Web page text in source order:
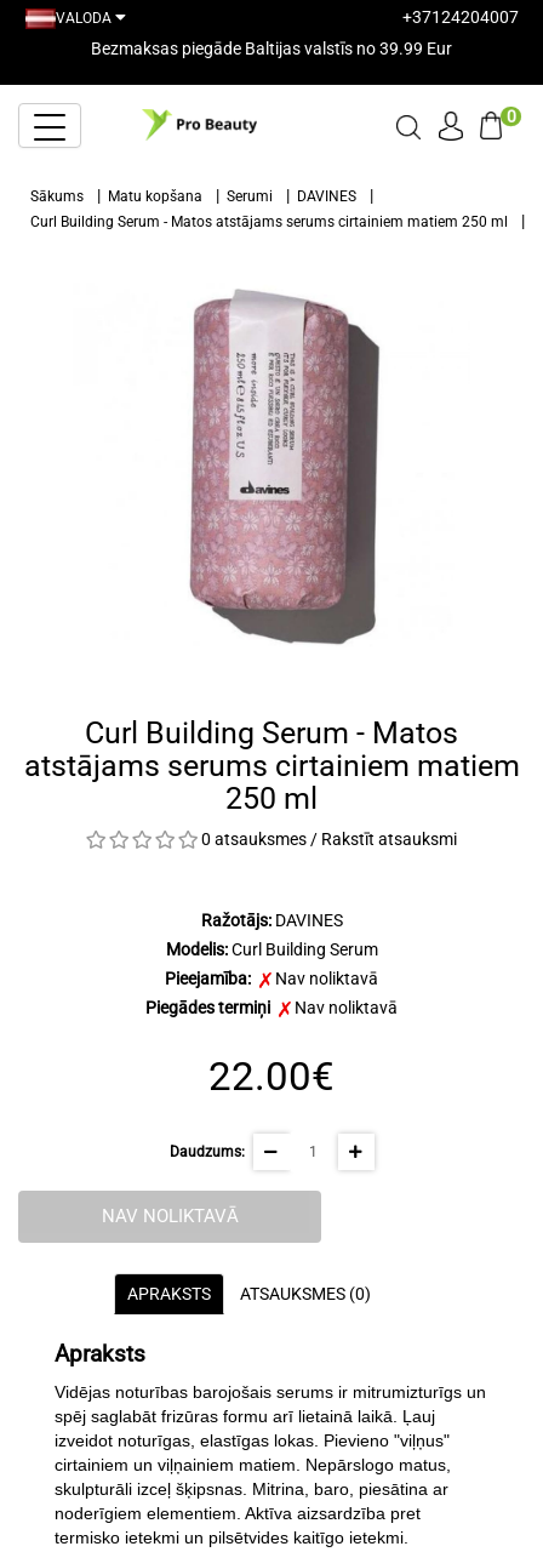
VALODA
+37124204007
Bezmaksas piegāde Baltijas valstīs no 39.99 Eur
0
Sākums Matu kopšana Serumi
DAVINES
Curl Building Serum - Matos atstājams serums cirtainiem matiem 250 ml
Curl Building Serum - Matos
atstājams serums cirtainiem matiem
250 ml
0 atsauksmes / Rakstīt atsauksmi
Ražotājs: DAVINES
Modelis:Curl Building Serum
Pieejamība:
Nav noliktavā
Piegādes termiņi
Nav noliktavā
22.00€
Daudzums:
NAV NOLIKTAVĀ
APRAKSTS ATSAUKSMES (0)
Apraksts
Vidējas noturības barojošais serums ir mitrumizturīgs un
spēj saglabāt frizūras formu arī lietainā laikā. Ļauj
izveidot noturīgas, elastīgas lokas. Pievieno "viļņus"
cirtainiem un viļņainiem matiem. Nepārslogo matus,
skulpturāli izceļ šķipsnas. Mitrina, baro, piesātina ar
noderīgiem elementiem. Aktīva aizsardzība pret
termisko ietekmi un pilsētvides kaitīgo ietekmi.